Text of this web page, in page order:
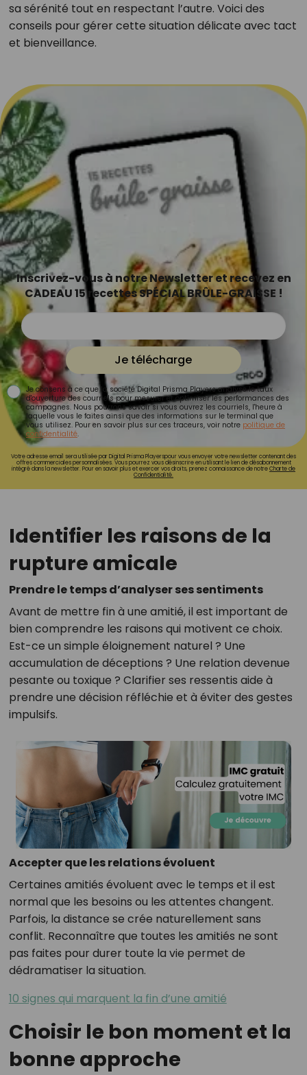
sa sérénité tout en respectant l’autre. Voici des
conseils pour gérer cette situation délicate avec tact
et bienveillance.
Inscrivez-vous à notre Newsletter et recevez en
CADEAU 15 recettes SPÉCIAL BRÛLE-GRAISSE !
Je télécharge
Je consens à ce que la société Digital Prisma Players analyse le taux
d'ouverture des courriels pour mesurer et optimiser les performances des
campagnes. Nous pourrons savoir si vous ouvrez les courriels, l'heure à
laquelle vous le faites ainsi que des informations sur le terminal que
vous utilisez. Pour en savoir plus sur ces traceurs, voir notre politique de
confidentialité.
Votre adresse email sera utilisée par Digital Prisma Playerspour vous envoyer votre newsletter contenant des
offres commerciales personnalisées. Vous pourrez vous désinscrire en utilisant le lien de désabonnement
intégré dans la newsletter. Pour en savoir plus et exercer vos droits, prenez connaissance de notreCharte de
Confidentialité.
Identifier les raisons de la
rupture amicale
Prendre le temps d’analyser ses sentiments
Avant de mettre fin à une amitié, il est important de
bien comprendre les raisons qui motivent ce choix.
Est-ce un simple éloignement naturel ? Une
accumulation de déceptions ? Une relation devenue
pesante ou toxique ? Clarifier ses ressentis aide à
prendre une décision réfléchie et à éviter des gestes
impulsifs.
Accepter que les relations évoluent
Certaines amitiés évoluent avec le temps et il est
normal que les besoins ou les attentes changent.
Parfois, la distance se crée naturellement sans
conflit. Reconnaître que toutes les amitiés ne sont
pas faites pour durer toute la vie permet de
dédramatiser la situation.
10 signes qui marquent la fin d’une amitié
Choisir le bon moment et la
bonne approche